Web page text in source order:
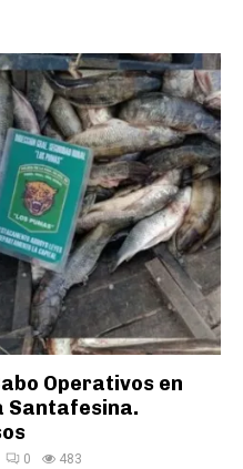
Operativos en
Santafesina.
0 483